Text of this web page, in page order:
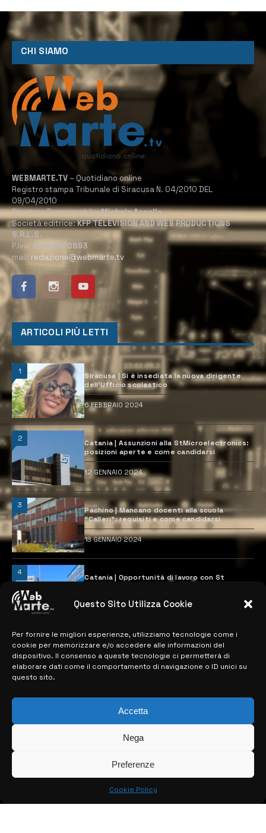
Questo Sito Utilizza Cookie
Per fornire le migliori esperienze, utilizziamo tecnologie come i
cookie per memorizzare e/o accedere alle informazioni del
dispositivo. Il consenso a queste tecnologie ci permetterà di
elaborare dati come il comportamento di navigazione o ID unici su
questo sito.
Accetta
Nega
Preferenze
Cookie Policy
CHI SIAMO
WEBMARTE.TV – Quotidiano online
Registro stampa Tribunale di Siracusa N. 04/2010 DEL
09/04/2010
Direttore Responsabile:Michele Accolla
Società editrice:KFP TELEVISION AND WEB PRODUCTIONS
S.R.L.S.
P.Iva: 02184950893
mail: redazione@webmarte.tv
ARTICOLI PIÙ LETTI
1
Siracusa | Si è insediata la nuova dirigente
dell’Ufficio scolastico
6 FEBBRAIO 2024
2
Catania | Assunzioni alla StMicroelectronics:
posizioni aperte e come candidarsi
12 GENNAIO 2024
3
Pachino | Mancano docenti alla scuola
“Calleri”: requisiti e come candidarsi
18 GENNAIO 2024
4
Catania | Opportunità di lavoro con St
28 MARZO 2024
MAPPA DEL SITO
> NOTIZIE
> CONTATTI